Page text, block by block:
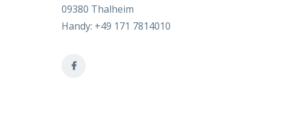
09380 Thalheim
Handy: +49 171 7814010